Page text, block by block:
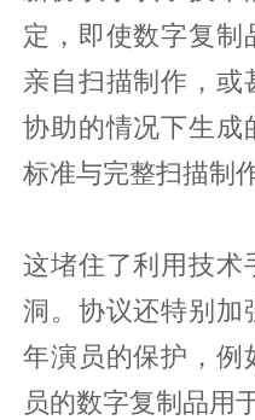
定，即使数字复制
亲自扫描制作，或
协助的情况下生成
标准与完整扫描制
这堵住了利用技术
洞。协议还特别加
年演员的保护，例
员的数字复制品用